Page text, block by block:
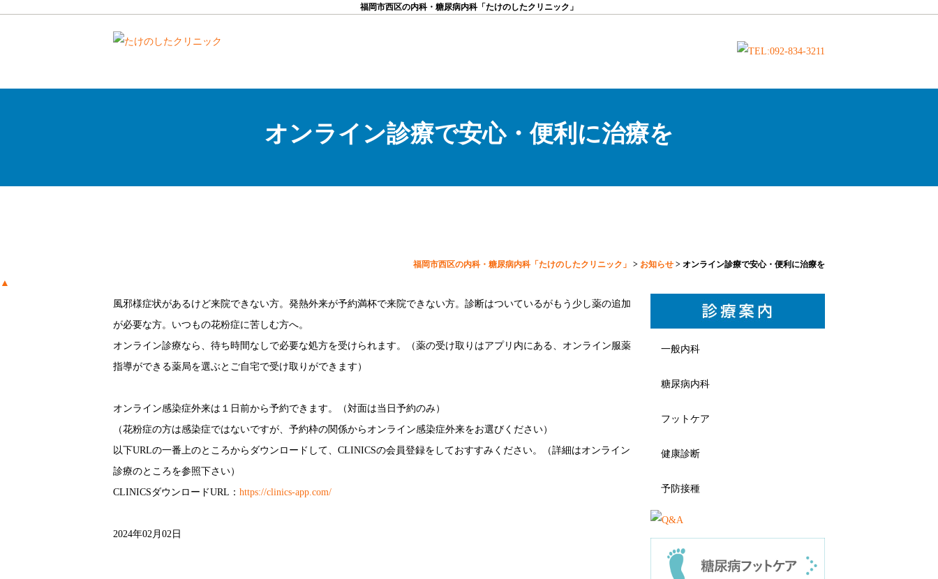
福岡市西区の内科・糖尿病内科「たけのしたクリニック」
オンライン診療で安心・便利に治療を
福岡市西区の内科・糖尿病内科「たけのしたクリニック」 > お知らせ > オンライン診療で安心・便利に治療を
▲
風邪様症状があるけど来院できない方。発熱外来が予約満杯で来院できない方。診断はついているがもう少し薬の追加
が必要な方。いつもの花粉症に苦しむ方へ。
オンライン診療なら、待ち時間なしで必要な処方を受けられます。（薬の受け取りはアプリ内にある、オンライン服薬
指導ができる薬局を選ぶとご自宅で受け取りができます）
オンライン感染症外来は１日前から予約できます。（対面は当日予約のみ）
（花粉症の方は感染症ではないですが、予約枠の関係からオンライン感染症外来をお選びください）
以下URLの一番上のところからダウンロードして、CLINICSの会員登録をしておすすみください。（詳細はオンライン
診療のところを参照下さい）
CLINICS ダウンロードURL ： https://clinics-app.com/
2024年02月02日
一般内科
糖尿病内科
フットケア
健康診断
予防接種